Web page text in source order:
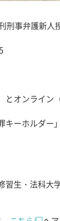
事弁護新人
オンライン
ーホルダー
生・法科大